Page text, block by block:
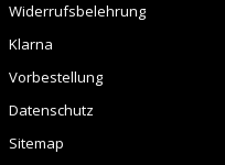
Widerrufsbelehrung
Klarna
Vorbestellung
Datenschutz
Sitemap